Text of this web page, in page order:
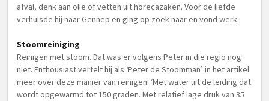
afval, denk aan olie of vetten uit horecazaken. Voor de liefde
verhuisde hij naar Gennep en ging op zoek naar en vond werk.
Stoomreiniging
Reinigen met stoom. Dat was er volgens Peter in die regio nog
niet. Enthousiast vertelt hij als ‘Peter de Stoomman’ in het artikel
meer over deze manier van reinigen: ‘Met water uit de leiding dat
wordt opgewarmd tot 150 graden. Met relatief lage druk van 35